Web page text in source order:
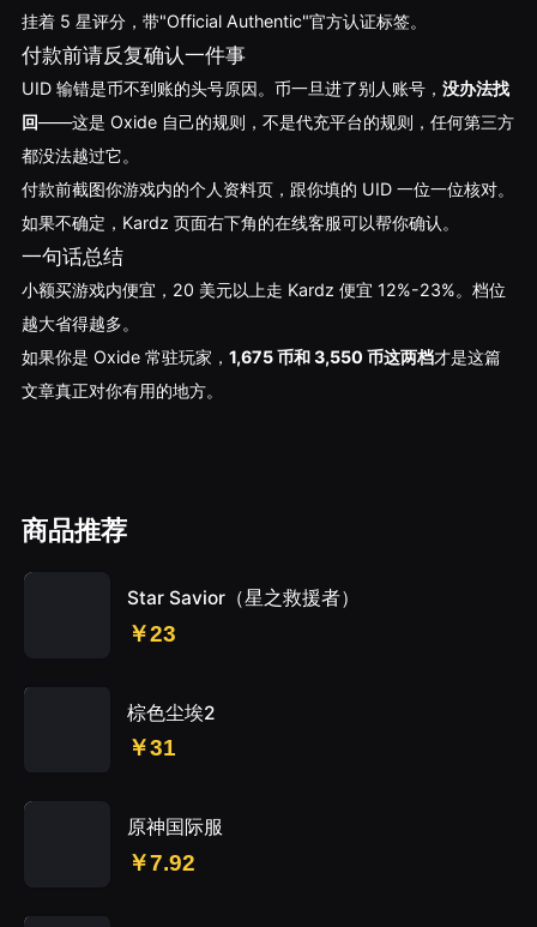
挂着 5 星评分，带"Official Authentic"官方认证标签。
付款前请反复确认一件事
UID 输错是币不到账的头号原因。币一旦进了别人账号， 没办法找
回——这是 Oxide 自己的规则，不是代充平台的规则，任何第三方
都没法越过它。
付款前截图你游戏内的个人资料页，跟你填的 UID 一位一位核对。
如果不确定，Kardz 页面右下角的在线客服可以帮你确认。
一句话总结
小额买游戏内便宜，20 美元以上走 Kardz 便宜 12%-23%。档位
越大省得越多。
如果你是 Oxide 常驻玩家， 1,675 币和 3,550 币这两档才是这篇
文章真正对你有用的地方。
商品推荐
Star Savior（星之救援者）
￥23
棕色尘埃2
￥31
原神国际服
￥7.92